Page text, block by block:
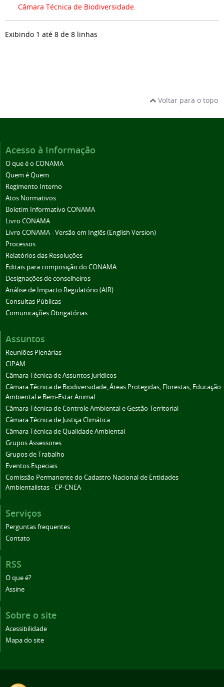
Câmara Técnica de Biodiversidade.
Exibindo 1 até 8 de 8 linhas
Voltar para o topo
Acesso à Informação
O que é o CONAMA
Quem é Quem
Regimento Interno
Atos Normativos
Boletim Informativo CONAMA
Livro CONAMA
Livro CONAMA - Versão em Inglês (English Version)
Processos
Relatórios das Resoluções
Editais para composição do CONAMA
Designações de conselheiros
Análise de Impacto Regulatório (AIR)
Consultas Públicas
Comunicações Obrigatórias
Assuntos
Reuniões Plenárias
CIPAM
Câmara Técnica de Assuntos Jurídicos
Câmara Técnica de Biodiversidade, Áreas Protegidas, Florestas, Educação
Ambiental e Bem-Estar Animal
Câmara Técnica de Controle Ambiental e Gestão Territorial
Câmara Técnica de Justiça Climática
Câmara Técnica de Qualidade Ambiental
Grupos Assessores
Grupos de Trabalho
Eventos Especiais
Comissão Permanente do Cadastro Nacional de Entidades
Ambientalistas - CP-CNEA
Serviços
Perguntas frequentes
Contato
RSS
O que é?
Assine
Sobre o site
Acessibilidade
Mapa do site